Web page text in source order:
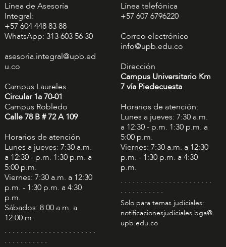
Línea de Asesoría
Integral:
+57 604 448 83 88
WhatsApp: 313 603 56 30
asesoria.integral@upb.ed
u.co
Campus Laureles
Circular 1a 70-01
Campus Robledo
Calle 78 B # 72 A 109
Horarios de atención
Lunes a jueves: 7:30 a.m.
a 12:30 - p.m. 1:30 p.m. a
5:00 p.m.
Viernes: 7:30 a.m. a 12:30
p.m. - 1:30 p.m. a 4:30
p.m.
Sábados: 8:00 a.m. a
12:00 m.
. . . . . . . . . . . . . . . . . . . . . . .
. . . . . . . . . . .
Línea telefónica
+57 607 6796220
Correo electrónico
info@upb.edu.co
Dirección
Campus Universitario Km
7 vía Piedecuesta
Horarios de atención:
Lunes a jueves: 7:30 a.m.
a 12:30 - p.m. 1:30 p.m. a
5:00 p.m.
Viernes: 7:30 a.m. a 12:30
p.m. - 1:30 p.m. a 4:30
p.m.
. . . . . . . . . . . . . . . . . . . . . . .
. . . . . . . . . . .
Solo para temas judiciales:
notificacionesjudiciales.bga@
upb.edu.co